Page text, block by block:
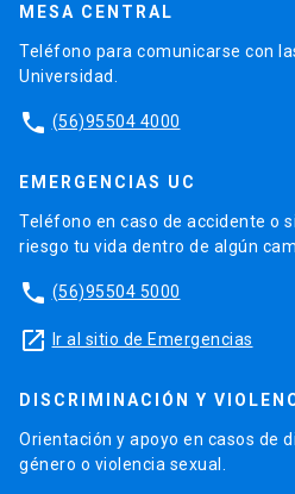
MESA CENTRAL
Teléfono para comunicarse con
Universidad.
phone (56)95504 4000
EMERGENCIAS UC
Teléfono en caso de accidente o
riesgo tu vida dentro de algún
phone (56)95504 5000
launch Ir al sitio de Emergencias
DISCRIMINACIÓN Y
Orientación y apoyo en casos de
género o violencia sexual.